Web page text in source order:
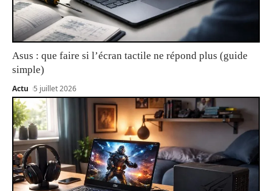
Asus : que faire si l’écran tactile ne répond plus (guide
simple)
Actu 5 juillet 2026